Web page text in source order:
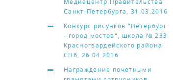
Санкт-Петербурга, 31.03.2016
Конкурс рисунков "Петербург
- город мостов", школа № 233
Красногвардейского района
СПб, 26.04.2016
Награждение почетными